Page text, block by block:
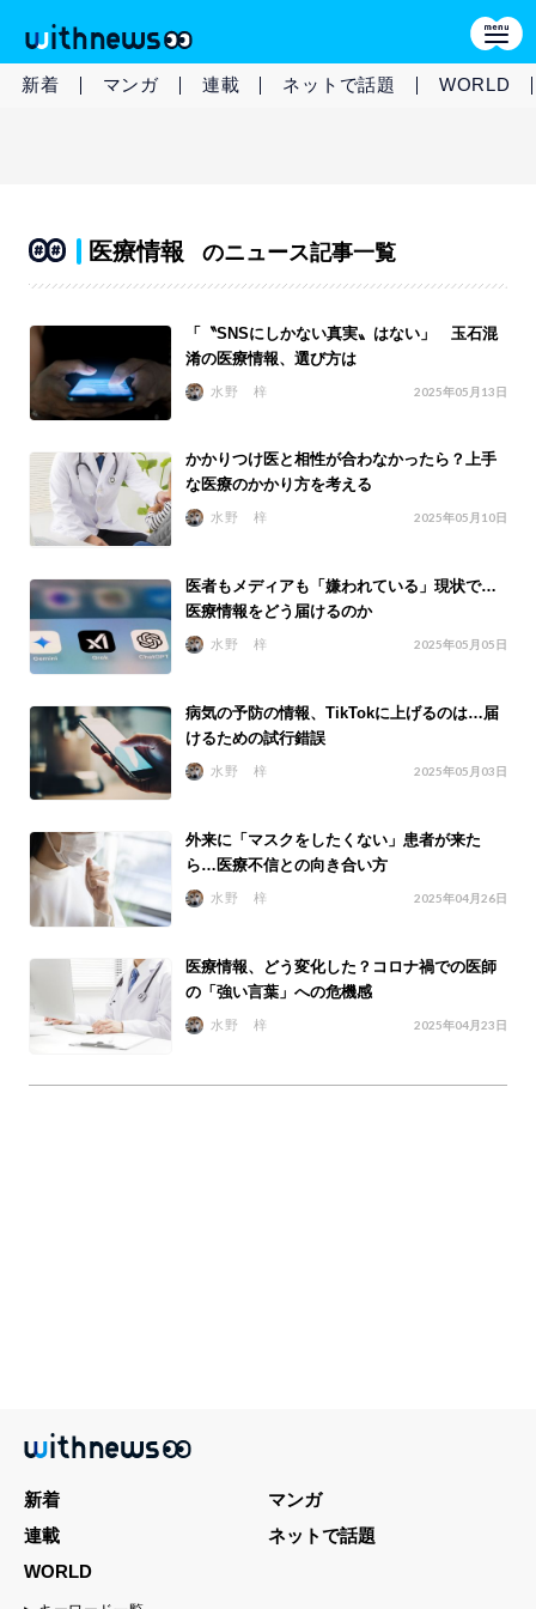
新着 マンガ 連載 ネットで話題 WORLD
医療情報 のニュース記事一覧
「〝SNSにしかない真実〟はない」 玉石混
淆の医療情報、選び方は
水野 梓 2025年05月13日
かかりつけ医と相性が合わなかったら？上手
な医療のかかり方を考える
水野 梓 2025年05月10日
医者もメディアも「嫌われている」現状で…
医療情報をどう届けるのか
水野 梓 2025年05月05日
病気の予防の情報、TikTokに上げるのは…届
けるための試行錯誤
水野 梓 2025年05月03日
外来に「マスクをしたくない」患者が来た
ら…医療不信との向き合い方
水野 梓 2025年04月26日
医療情報、どう変化した？コロナ禍での医師
の「強い言葉」への危機感
水野 梓 2025年04月23日
新着
マンガ
連載
ネットで話題
WORLD